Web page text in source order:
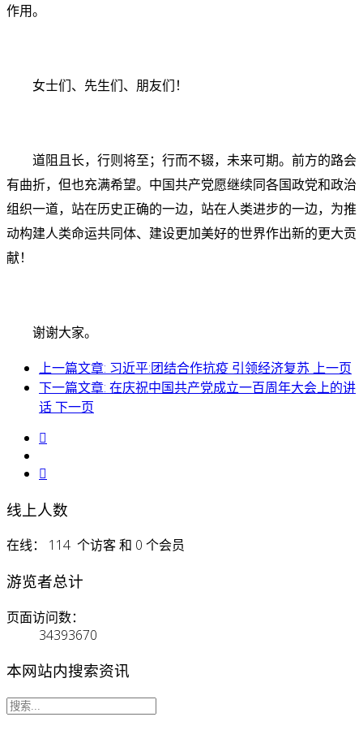
作用。
女士们、先生们、朋友们！
道阻且长，行则将至；行而不辍，未来可期。前方的路会
有曲折，但也充满希望。中国共产党愿继续同各国政党和政治
组织一道，站在历史正确的一边，站在人类进步的一边，为推
动构建人类命运共同体、建设更加美好的世界作出新的更大贡
献！
谢谢大家。
上一篇文章: 习近平:团结合作抗疫 引领经济复苏 上一页
下一篇文章: 在庆祝中国共产党成立一百周年大会上的讲
话下一页
线上人数
在线： 114 个访客 和 0 个会员
游览者总计
页面访问数：
34393670
本网站内搜索资讯